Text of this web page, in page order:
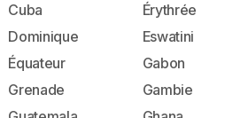
Cuba
Dominique
Équateur
Grenade
Érythrée
Eswatini
Gabon
Gambie